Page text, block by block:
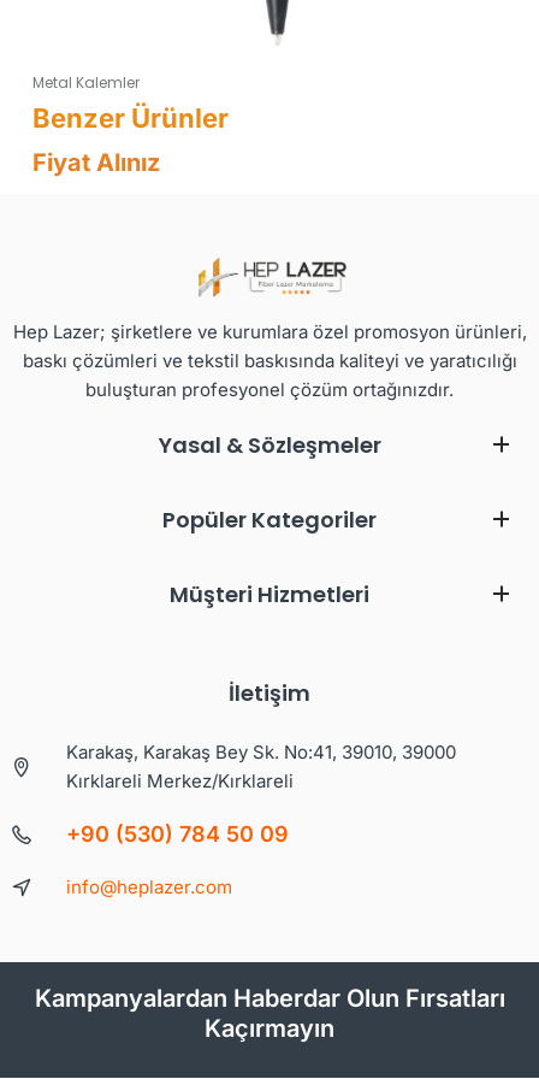
Metal Kalemler
Fiyat Alınız
Hep Lazer; şirketlere ve kurumlara özel promosyon ürünleri,
baskı çözümleri ve tekstil baskısında kaliteyi ve yaratıcılığı
buluşturan profesyonel çözüm ortağınızdır.
Yasal & Sözleşmeler
Popüler Kategoriler
Müşteri Hizmetleri
İletişim
Karakaş, Karakaş Bey Sk. No:41, 39010, 39000
Kırklareli Merkez/Kırklareli
+90 (530) 784 50 09
info@heplazer.com
Kampanyalardan Haberdar Olun Fırsatları
Kaçırmayın